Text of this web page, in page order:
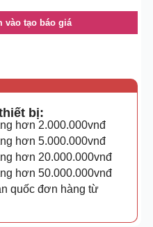
vào tạo báo giá
bị:
hơn 2.000.000vnđ
hơn 5.000.000vnđ
hơn 20.000.000vnđ
hơn 50.000.000vnđ
quốc đơn hàng từ